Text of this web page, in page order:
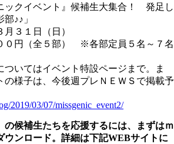
ックイベント』候補生大集合！ 発足し
♪♪」
月３１日（日）
０円（全５部） ※各部定員５名～７名
ついてはイベント特設ページまで。ま
の様子は、今後週プレＮＥＷＳで掲載予
2019/03/07/missgenic_event2/
候補生たちを応援するには、まずはｍ
ウンロード。詳細は下記WEBサイトに